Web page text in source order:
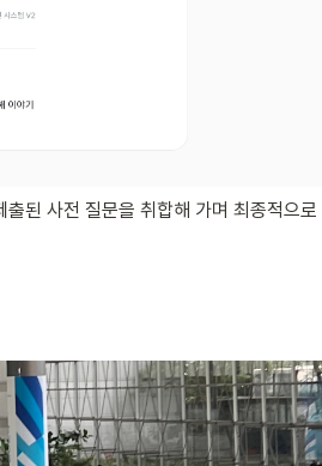
된 사전 질문을 취합해 가며 최종적으로